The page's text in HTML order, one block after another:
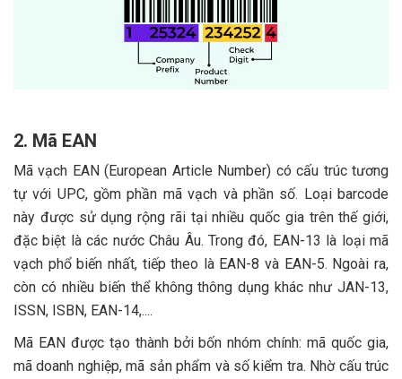
2. Mã EAN
Mã vạch EAN (European Article Number) có cấu trúc tương
tự với UPC, gồm phần mã vạch và phần số. Loại barcode
này được sử dụng rộng rãi tại nhiều quốc gia trên thế giới,
đặc biệt là các nước Châu Âu. Trong đó, EAN-13 là loại mã
vạch phổ biến nhất, tiếp theo là EAN-8 và EAN-5. Ngoài ra,
còn có nhiều biến thể không thông dụng khác như JAN-13,
ISSN, ISBN, EAN-14,....
Mã EAN được tạo thành bởi bốn nhóm chính: mã quốc gia,
mã doanh nghiệp, mã sản phẩm và số kiểm tra. Nhờ cấu trúc